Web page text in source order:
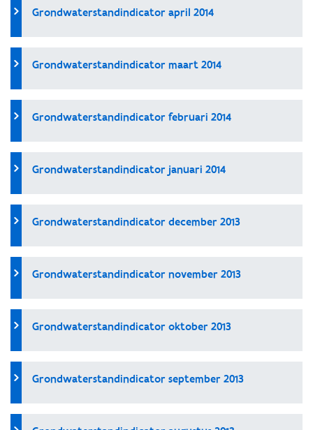
Grondwaterstandindicator april 2014
Grondwaterstandindicator maart 2014
Grondwaterstandindicator februari 2014
Grondwaterstandindicator januari 2014
Grondwaterstandindicator december 2013
Grondwaterstandindicator november 2013
Grondwaterstandindicator oktober 2013
Grondwaterstandindicator september 2013